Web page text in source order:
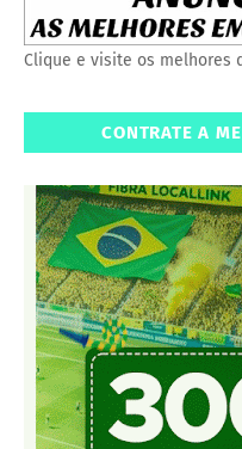
Clique e visite os melhores
CONTRATE A